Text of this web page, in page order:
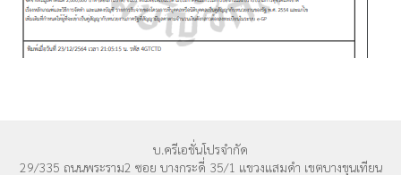
บ.ครีเอชั่นโปรจำกัด
29/335 ถนนพระราม2 ซอย บางกระดี่ 35/1 แขวงแสมดำ เขตบางขุนเทียน